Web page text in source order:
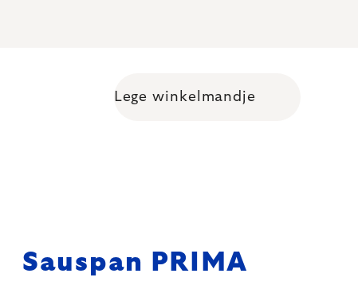
Shopping cart
Lege winkelmandje
Sauspan PRIMA